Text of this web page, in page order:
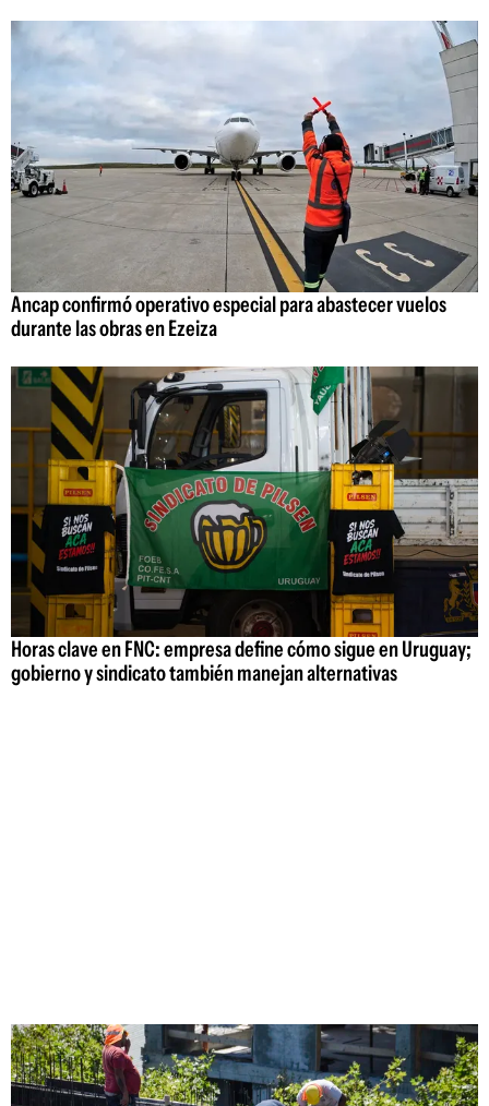
Ancap confirmó operativo especial para abastecer vuelos
durante las obras en Ezeiza
Horas clave en FNC: empresa define cómo sigue en Uruguay;
gobierno y sindicato también manejan alternativas